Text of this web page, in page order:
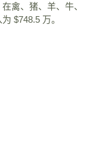
在禽、猪、羊、牛、
$748.5 万。